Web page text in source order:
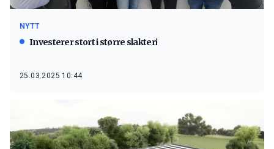
NYTT
Investerer stort i større slakteri
25.03.2025 10:44